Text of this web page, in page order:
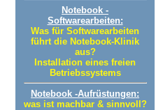
Notebook -
Softwarearbeiten:
Was für Softwarearbeiten
führt die Notebook-Klinik
aus?
Installation eines freien
Betriebssystems
Notebook -Aufrüstungen:
was ist machbar & sinnvoll?